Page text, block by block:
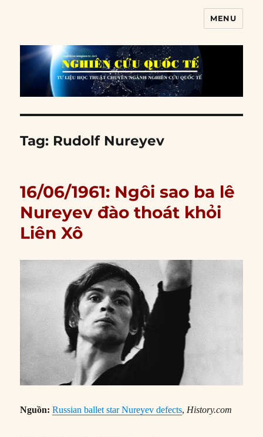
MENU
Tag: Rudolf Nureyev
16/06/1961: Ngôi sao ba lê
Nureyev đào thoát khỏi
Liên Xô
Nguồn: Russian ballet star Nureyev defects, History.com